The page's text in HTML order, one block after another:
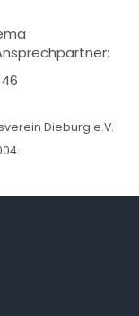
Dieburg e.V.